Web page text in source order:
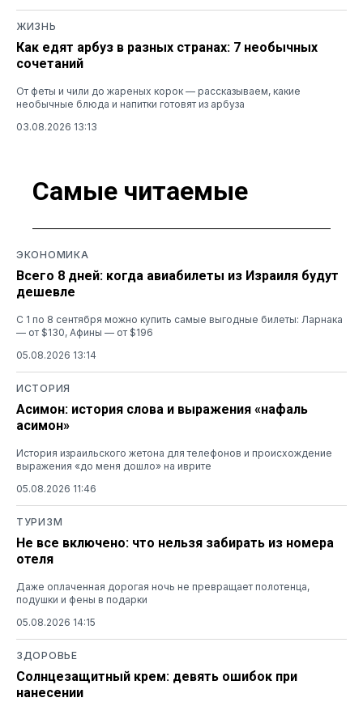
ЖИЗНЬ
Как едят арбуз в разных странах: 7 необычных
сочетаний
От феты и чили до жареных корок — рассказываем, какие
необычные блюда и напитки готовят из арбуза
03.08.2026 13:13
Самые читаемые
ЭКОНОМИКА
Всего 8 дней: когда авиабилеты из Израиля будут
дешевле
С 1 по 8 сентября можно купить самые выгодные билеты: Ларнака
— от $130, Афины — от $196
05.08.2026 13:14
ИСТОРИЯ
Асимон: история слова и выражения «нафаль
асимон»
История израильского жетона для телефонов и происхождение
выражения «до меня дошло» на иврите
05.08.2026 11:46
ТУРИЗМ
Не все включено: что нельзя забирать из номера
отеля
Даже оплаченная дорогая ночь не превращает полотенца,
подушки и фены в подарки
05.08.2026 14:15
ЗДОРОВЬЕ
Солнцезащитный крем: девять ошибок при
нанесении